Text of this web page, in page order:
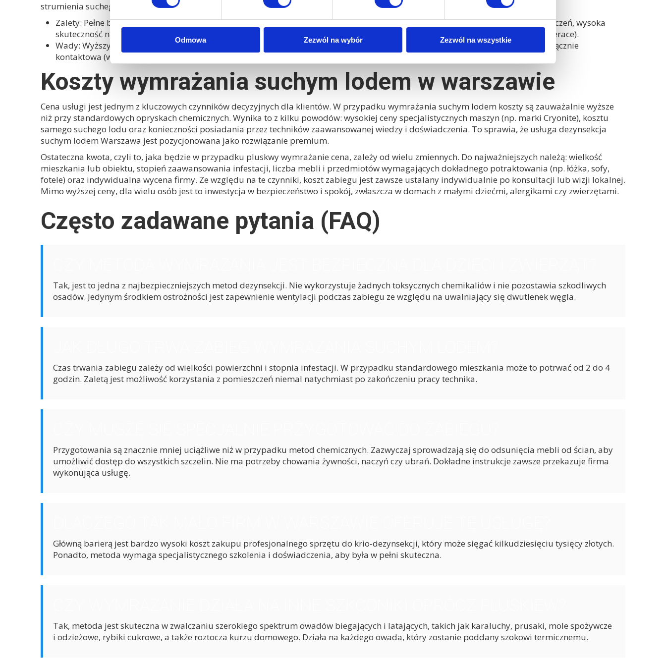
Odmowa Zezwól na wybór Zezwól na wszystkie
strumienia suchego lodu. Wymaga to od technika dużej precyzji i dokładności w zlokalizowaniu wszystkich gniazd.
Zalety: Pełne bezpieczeństwo (brak toksyn), brak pozostałości chemicznych, możliwość natychmiastowego użytkowania pomieszczeń, wysoka
skuteczność na wszystkie stadia rozwojowe (w tym jaja), możliwość stosowania na wrażliwych powierzchniach (elektronika, materace).
Wady: Wyższy koszt w porównaniu do metod chemicznych, konieczność użycia drogiego, specjalistycznego sprzętu, metoda wyłącznie
kontaktowa (wymaga precyzyjnej aplikacji), ograniczona dostępność usługi na rynku.
Koszty wymrażania suchym lodem w warszawie
Cena usługi jest jednym z kluczowych czynników decyzyjnych dla klientów. W przypadku wymrażania suchym lodem koszty są zauważalnie wyższe
niż przy standardowych opryskach chemicznych. Wynika to z kilku powodów: wysokiej ceny specjalistycznych maszyn (np. marki Cryonite), kosztu
samego suchego lodu oraz konieczności posiadania przez techników zaawansowanej wiedzy i doświadczenia. To sprawia, że usługa dezynsekcja
suchym lodem Warszawa jest pozycjonowana jako rozwiązanie premium.
Ostateczna kwota, czyli to, jaka będzie w przypadku pluskwy wymrażanie cena, zależy od wielu zmiennych. Do najważniejszych należą: wielkość
mieszkania lub obiektu, stopień zaawansowania infestacji, liczba mebli i przedmiotów wymagających dokładnego potraktowania (np. łóżka, sofy,
fotele) oraz indywidualna wycena firmy. Ze względu na te czynniki, koszt zabiegu jest zawsze ustalany indywidualnie po konsultacji lub wizji lokalnej.
Mimo wyższej ceny, dla wielu osób jest to inwestycja w bezpieczeństwo i spokój, zwłaszcza w domach z małymi dziećmi, alergikami czy zwierzętami.
Często zadawane pytania (FAQ)
Tak, jest to jedna z najbezpieczniejszych metod dezynsekcji. Nie wykorzystuje żadnych toksycznych chemikaliów i nie pozostawia szkodliwych
osadów. Jedynym środkiem ostrożności jest zapewnienie wentylacji podczas zabiegu ze względu na uwalniający się dwutlenek węgla.
Czas trwania zabiegu zależy od wielkości powierzchni i stopnia infestacji. W przypadku standardowego mieszkania może to potrwać od 2 do 4
godzin. Zaletą jest możliwość korzystania z pomieszczeń niemal natychmiast po zakończeniu pracy technika.
Przygotowania są znacznie mniej uciążliwe niż w przypadku metod chemicznych. Zazwyczaj sprowadzają się do odsunięcia mebli od ścian, aby
umożliwić dostęp do wszystkich szczelin. Nie ma potrzeby chowania żywności, naczyń czy ubrań. Dokładne instrukcje zawsze przekazuje firma
wykonująca usługę.
Główną barierą jest bardzo wysoki koszt zakupu profesjonalnego sprzętu do krio-dezynsekcji, który może sięgać kilkudziesięciu tysięcy złotych.
Ponadto, metoda wymaga specjalistycznego szkolenia i doświadczenia, aby była w pełni skuteczna.
Tak, metoda jest skuteczna w zwalczaniu szerokiego spektrum owadów biegających i latających, takich jak karaluchy, prusaki, mole spożywcze
i odzieżowe, rybiki cukrowe, a także roztocza kurzu domowego. Działa na każdego owada, który zostanie poddany szokowi termicznemu.